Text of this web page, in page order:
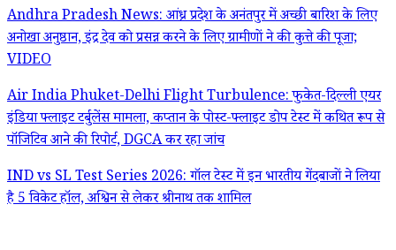
Andhra Pradesh News: आंध्र प्रदेश के अनंतपुर में अच्छी बारिश के लिए
अनोखा अनुष्ठान, इंद्र देव को प्रसन्न करने के लिए ग्रामीणों ने की कुत्ते की पूजा;
VIDEO
Air India Phuket-Delhi Flight Turbulence: फुकेत-दिल्ली एयर
इंडिया फ्लाइट टर्बुलेंस मामला, कप्तान के पोस्ट-फ्लाइट डोप टेस्ट में कथित रूप से
पॉजिटिव आने की रिपोर्ट, DGCA कर रहा जांच
IND vs SL Test Series 2026: गॉल टेस्ट में इन भारतीय गेंदबाजों ने लिया
है 5 विकेट हॉल, अश्विन से लेकर श्रीनाथ तक शामिल